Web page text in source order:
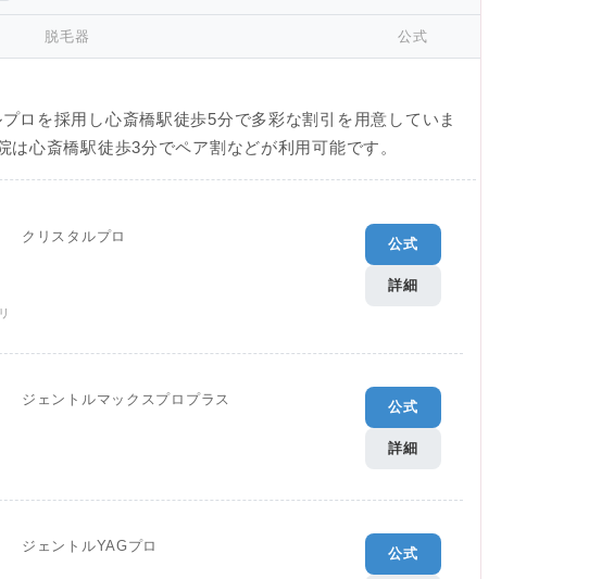
脱毛器 公式
ロを採用し心斎橋駅徒歩5分で多彩な割引を用意していま
心斎橋駅徒歩3分でペア割などが利用可能です。
クリスタルプロ 公式
詳細
ジェントルマックスプロプラス 公式
詳細
ジェントルYAGプロ 公式